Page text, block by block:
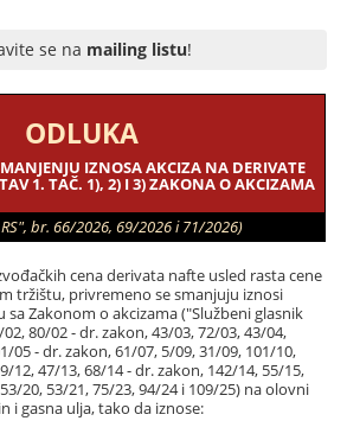
se na mailing listu!
ODLUKA
IZNOSA AKCIZA NA DERIVATE
1. TAČ. 1), 2) I 3) ZAKONA O AKCIZAMA
br. 66/2026, 69/2026 i 71/2026)
cena derivata nafte usled rasta cene
tržištu, privremeno se smanjuju iznosi
Zakonom o akcizama ("Službeni glasnik
80/02 - dr. zakon, 43/03, 72/03, 43/04,
05 - dr. zakon, 61/07, 5/09, 31/09, 101/10,
12, 47/13, 68/14 - dr. zakon, 142/14, 55/15,
20, 53/21, 75/23, 94/24 i 109/25) na olovni
i gasna ulja, tako da iznose: